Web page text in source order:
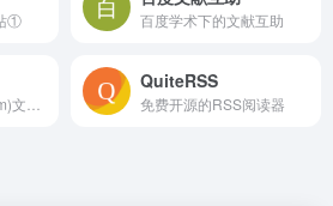
① 百度学术下的文献互助
QuiteRSS
免费开源的RSS阅读器